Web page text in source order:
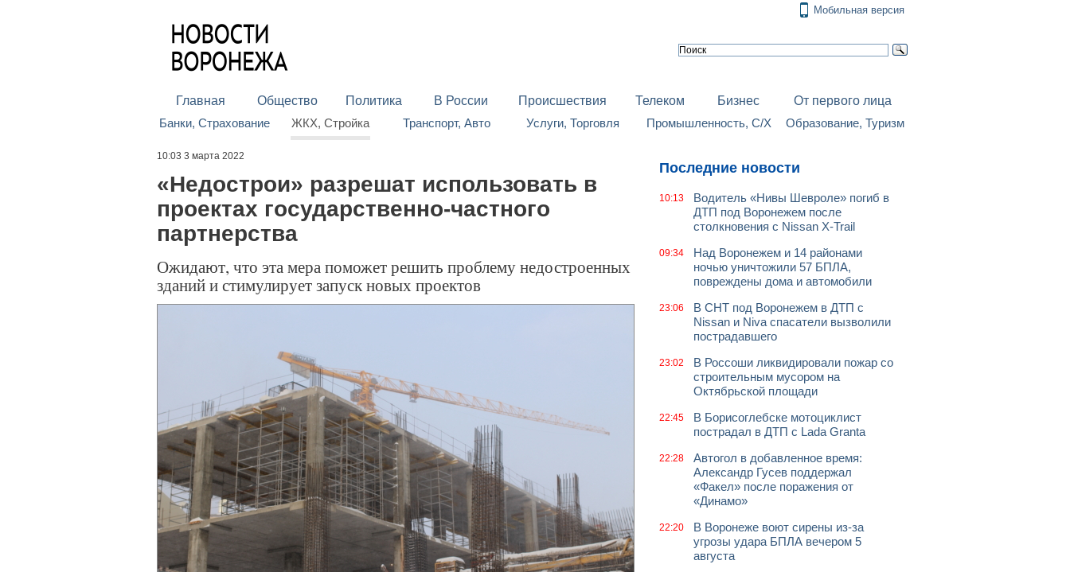
Мобильная версия
Главная Общество Политика В России Происшествия Телеком Бизнес
От первого лица
Банки, Страхование
ЖКХ, Стройка Транспорт, Авто Услуги, Торговля Промышленность, С/Х Образование, Туризм
10:03 3 марта 2022
«Недострои» разрешат использовать в
проектах государственно-частного
партнерства
Ожидают, что эта мера поможет решить проблему недостроенных
зданий и стимулирует запуск новых проектов
Последние новости
10:13
Водитель «Нивы Шевроле» погиб в
ДТП под Воронежем после
столкновения с Nissan X-Trail
09:34
Над Воронежем и 14 районами
ночью уничтожили 57 БПЛА,
повреждены дома и автомобили
23:06
В СНТ под Воронежем в ДТП с
Nissan и Niva спасатели вызволили
пострадавшего
23:02
В Россоши ликвидировали пожар со
строительным мусором на
Октябрьской площади
22:45
В Борисоглебске мотоциклист
пострадал в ДТП с Lada Granta
22:28
Автогол в добавленное время:
Александр Гусев поддержал
«Факел» после поражения от
«Динамо»
22:20
В Воронеже воют сирены из-за
угрозы удара БПЛА вечером 5
августа